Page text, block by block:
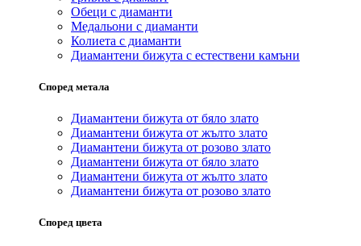
Обеци с диаманти
Медальони с диаманти
Колиета с диаманти
Диамантени бижута с естествени камъни
Според метала
Диамантени бижута от бяло злато
Диамантени бижута от жълто злато
Диамантени бижута от розово злато
Диамантени бижута от бяло злато
Диамантени бижута от жълто злато
Диамантени бижута от розово злато
Според цвета